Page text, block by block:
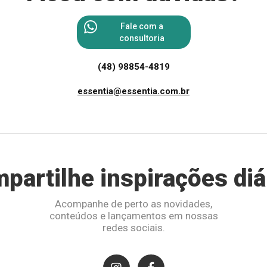
Fale com a
consultoria
(48) 98854-4819
essentia@essentia.com.br
inspirações
Acompanhe de perto as novidades,
conteúdos e lançamentos em nossas
redes sociais.